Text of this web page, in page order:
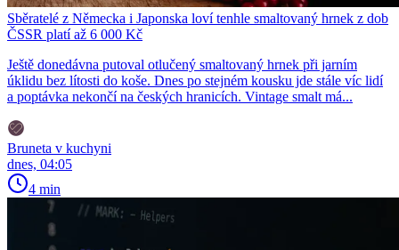
Sběratelé z Německa i Japonska loví tenhle smaltovaný hrnek z dob
ČSSR platí až 6 000 Kč
Ještě donedávna putoval otlučený smaltovaný hrnek při jarním
úklidu bez lítosti do koše. Dnes po stejném kousku jde stále víc lidí
a poptávka nekončí na českých hranicích. Vintage smalt má...
Bruneta v kuchyni
dnes, 04:05
4 min